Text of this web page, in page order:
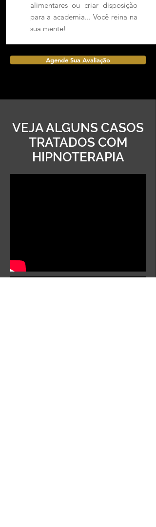
alimentares ou criar disposição
para a academia... Você reina na
sua mente!
Agende Sua Avaliação
VEJA ALGUNS CASOS
TRATADOS COM
HIPNOTERAPIA